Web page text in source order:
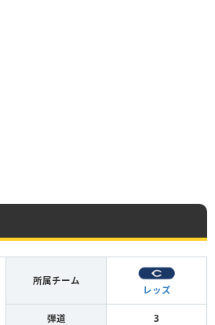
所属チーム
レッズ
弾道 3